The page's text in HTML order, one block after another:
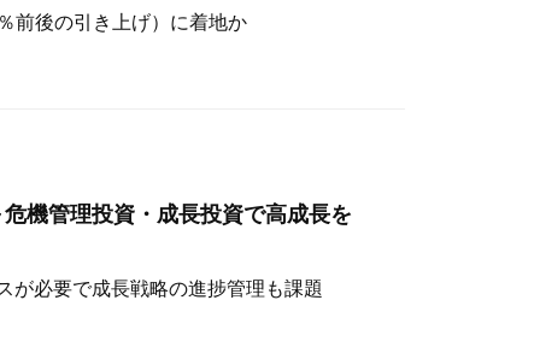
前後の引き上げ）に着地か
機管理投資・成長投資で高成長を
が必要で成長戦略の進捗管理も課題